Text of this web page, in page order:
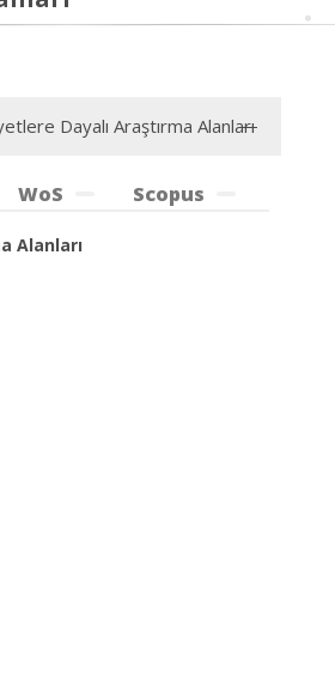
Dayalı Araştırma Alanları
WoS Scopus
Alanları